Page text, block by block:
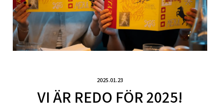
2025.01.23
VI ÄR REDO FÖR 2025!